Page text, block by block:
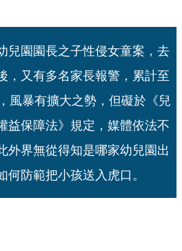
兒園園長之子性侵女童案，去
，又有多名家長報警，累計至
風暴有擴大之勢，但礙於《兒
益保障法》規定，媒體依法不
外界無從得知是哪家幼兒園出
何防範把小孩送入虎口。